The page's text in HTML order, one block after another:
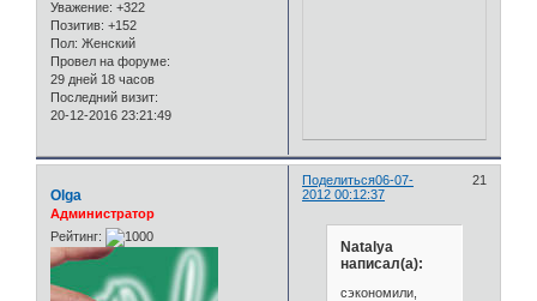
Уважение: +322
Позитив: +152
Пол: Женский
Провел на форуме:
29 дней 18 часов
Последний визит:
20-12-2016 23:21:49
Поделиться 21
06-07-
2012 00:12:37
Olga
Администратор
Рейтинг:
Natalya
написал(а):
сэкономили,